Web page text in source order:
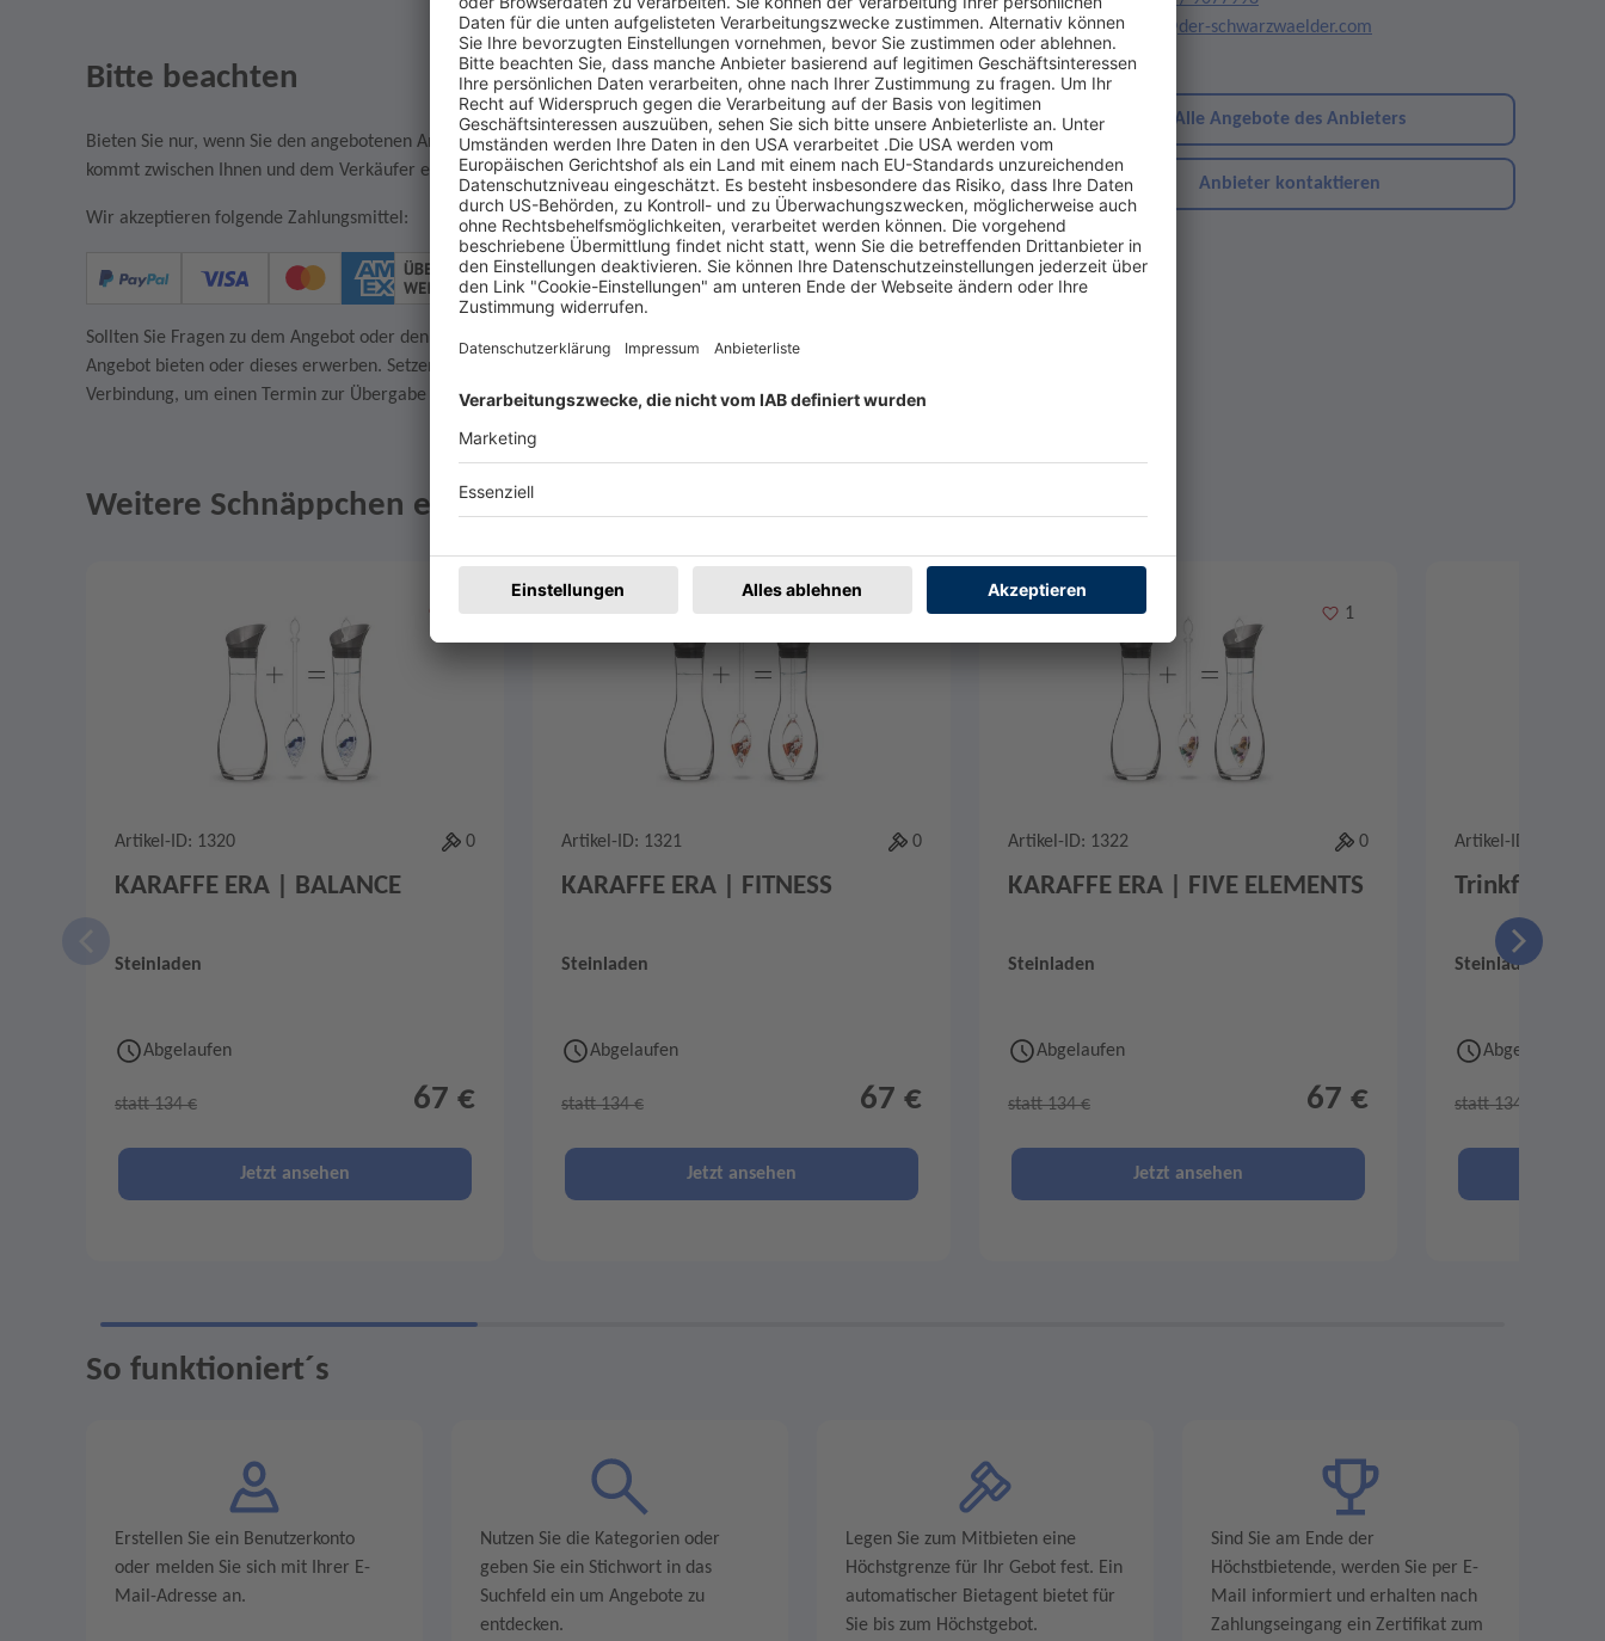
Bitte beachten
Bieten Sie nur, wenn Sie den angebotenen Artikel auch wirklich kaufen möchten. Wenn Sie die Auktion gewinnen, dann
kommt zwischen Ihnen und dem Verkäufer ein rechtsgültiger Vertrag zustande, der Sie zum Kauf verpflichtet.
Wir akzeptieren folgende Zahlungsmittel:
Sollten Sie Fragen zu dem Angebot oder den AGB des Verkäufer haben, dann kontaktieren Sie diesen bevor Sie für das
Angebot bieten oder dieses erwerben. Setzen Sie sich innerhalb von 2 Wochen nach Kauf mit dem Verkäufer in
Verbindung, um einen Termin zur Übergabe des Artikels zu vereinbaren.
Email:stefan@der-schwarzwaelder.com
Website
Alle Angebote des Anbieters
Anbieter kontaktieren
Weitere Schnäppchen entdecken
Merken
1
Artikel-ID: 1320 0
KARAFFE ERA | BALANCE
Steinladen
Abgelaufen
statt 134 € 67 €
Jetzt ansehen
Merken
1
Artikel-ID: 1321 0
KARAFFE ERA | FITNESS
Steinladen
Abgelaufen
statt 134 € 67 €
Jetzt ansehen
Merken
1
Artikel-ID: 1322 0
KARAFFE ERA | FIVE ELEMENTS
Steinladen
Abgelaufen
statt 134 € 67 €
Jetzt ansehen
Artikel-ID: 1334
Trinkflasche
Steinladen
Abgelaufen
statt 134 €
So funktioniert´s
Erstellen Sie ein Benutzerkonto
oder melden Sie sich mit Ihrer E-
Mail-Adresse an.
Nutzen Sie die Kategorien oder
geben Sie ein Stichwort in das
Suchfeld ein um Angebote zu
entdecken.
Legen Sie zum Mitbieten eine
Höchstgrenze für Ihr Gebot fest. Ein
automatischer Bietagent bietet für
Sie bis zum Höchstgebot.
Sind Sie am Ende der
Höchstbietende, werden Sie per E-
Mail informiert und erhalten nach
Zahlungseingang ein Zertifikat zum